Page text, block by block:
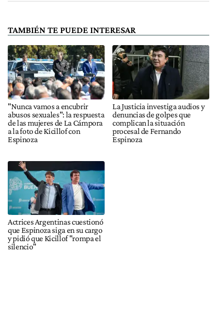
TAMBIÉN TE PUEDE INTERESAR
"Nunca vamos a encubrir
abusos sexuales": la respuesta
de las mujeres de La Cámpora
a la foto de Kicillof con
Espinoza
La Justicia investiga audios y
denuncias de golpes que
complican la situación
procesal de Fernando
Espinoza
Actrices Argentinas cuestionó
que Espinoza siga en su cargo
y pidió que Kicillof "rompa el
silencio"